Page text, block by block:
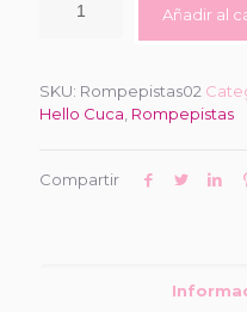
Añadir al
SKU: Rompepistas02
Hello Cuca Rompepistas
Compartir